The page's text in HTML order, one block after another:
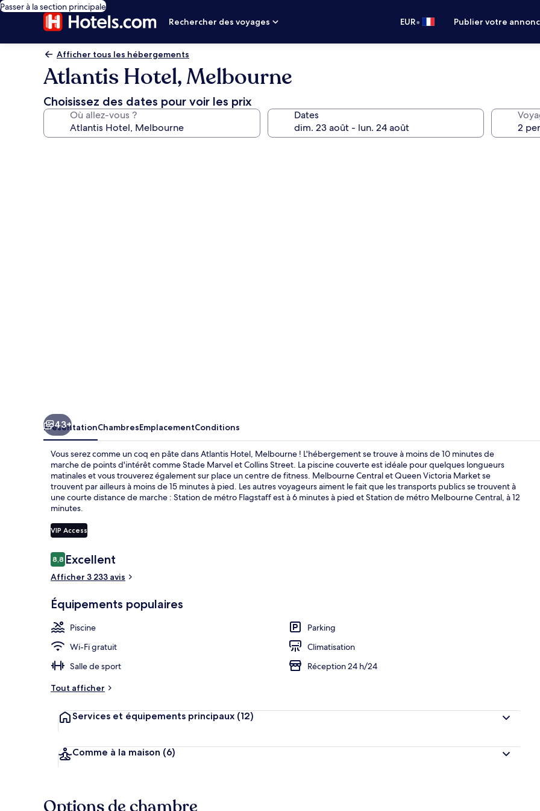
Passer à la section principale
Rechercher des voyages
EUR• Publier votre
Afficher tous les hébergements
Atlantis Hotel, Melbourne
Choisissez des dates pour voir les prix
Où allez-vous ? Dates
Façade de
43+
PrésentationChambresEmplacementConditions
Vous serez comme un coq en pâte dans Atlantis Hotel, Melbourne ! L'hébergement se trouve à moins de 10 minutes de
marche de points d'intérêt comme Stade Marvel et Collins Street. La piscine couverte est idéale pour quelques longueurs
matinales et vous trouverez également sur place un centre de fitness. Melbourne Central et Queen Victoria Market se
trouvent par ailleurs à moins de 15 minutes à pied. Les autres voyageurs aiment le fait que les transports publics se trouvent à
une courte distance de marche : Station de métro Flagstaff est à 6 minutes à pied et Station de métro Melbourne Central, à 12
minutes.
VIP Access
Avis
voyageurs
8,88,8 sur 10
Excellent
Afficher 3 233 avis
Équipements populaires
Piscine
Parking
Wi-Fi gratuit
Climatisation
Salle de sport
Réception 24 h/24
Tout afficher
Services et équipements principaux (12)
Comme à la maison (6)